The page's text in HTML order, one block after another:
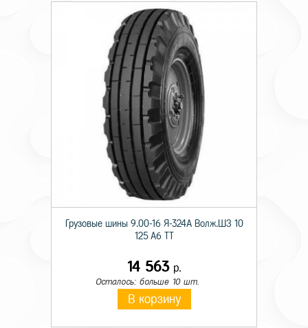
Грузовые шины 9.00-16 Я-324А Волж.ШЗ 10
125 A6 TT
14 563р.
Осталось: больше 10 шт.
В корзину